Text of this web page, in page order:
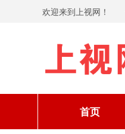
欢迎来到上视网！
首页